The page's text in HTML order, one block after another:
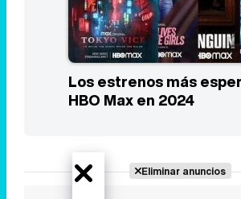
Los estrenos más
HBO Max en 2024
Eliminar anuncios